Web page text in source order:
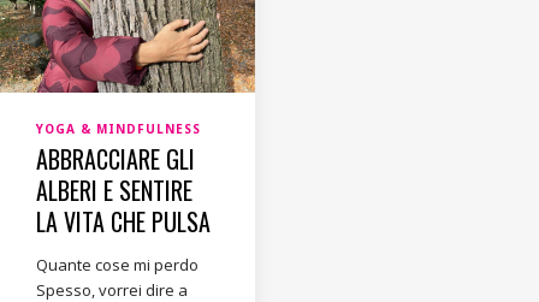
YOGA & MINDFULNESS
ABBRACCIARE GLI
ALBERI E SENTIRE
LA VITA CHE PULSA
Quante cose mi perdo
Spesso, vorrei dire a